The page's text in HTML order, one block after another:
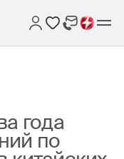
года
по